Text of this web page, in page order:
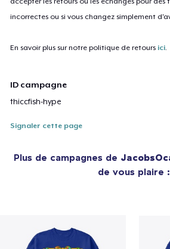
incorrectes ou si vous changez simplement
En savoir plus sur notre politique de retours ici
ID campagne
thiccfish-hype
Signaler cette page
Plus de campagnes de
de vous plaire :